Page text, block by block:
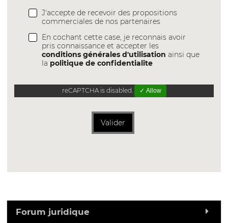
J'accepte de recevoir des propositions
commerciales de nos partenaires
En cochant cette case, je reconnais avoir
pris connaissance et accepter les
conditions générales d'utilisation ainsi que
la politique de confidentialite
reCAPTCHA is disabled. ✓ Allow
Valider
Forum juridique